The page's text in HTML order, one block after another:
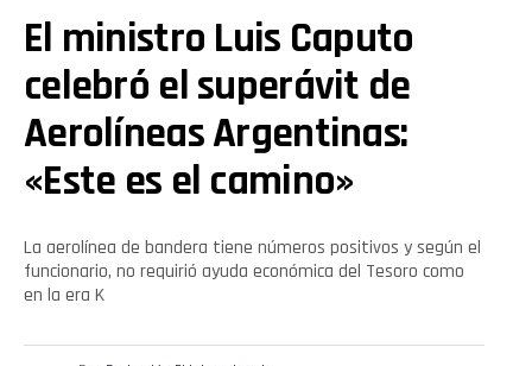
El ministro Luis Caputo
celebró el superávit de
Aerolíneas Argentinas:
«Este es el camino»
La aerolínea de bandera tiene números positivos y según el
funcionario, no requirió ayuda económica del Tesoro como
en la era K
Email